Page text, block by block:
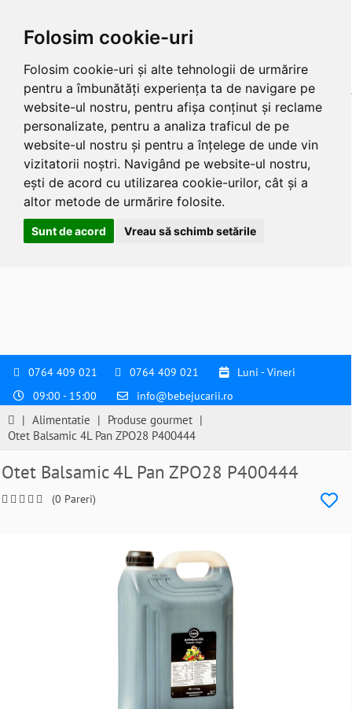
Folosim cookie-uri
Folosim cookie-uri și alte tehnologii de urmărire
pentru a îmbunătăți experiența ta de navigare pe
website-ul nostru, pentru afișa conținut și reclame
personalizate, pentru a analiza traficul de pe
website-ul nostru și pentru a înțelege de unde vin
vizitatorii noștri. Navigând pe website-ul nostru,
ești de acord cu utilizarea cookie-urilor, cât și a
altor metode de urmărire folosite.
Sunt de acord Vreau să schimb setările
0764 409 021 0764 409 021
Luni - Vineri
09:00 - 15:00
info@bebejucarii.ro
| Alimentatie | Produse gourmet |
Otet Balsamic 4L Pan ZPO28 P400444
Otet Balsamic 4L Pan ZPO28 P400444
(0 Pareri)